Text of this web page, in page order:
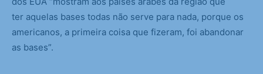
ter aquelas bases todas não serve para nada, porque os
americanos, a primeira coisa que fizeram, foi abandonar
as bases”.